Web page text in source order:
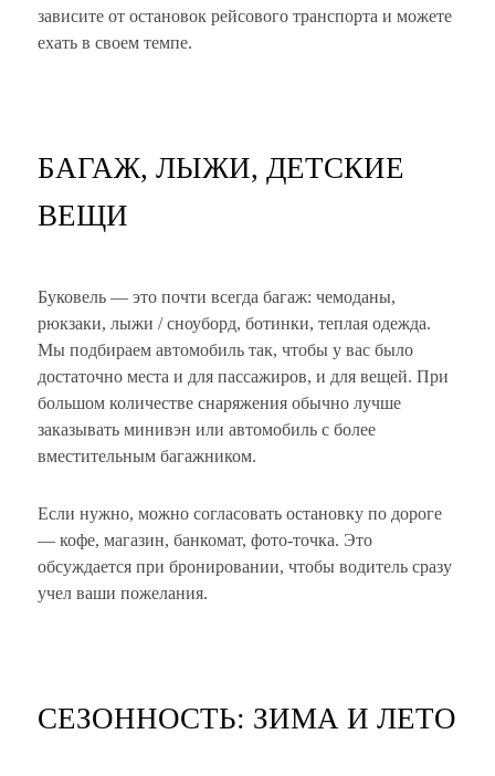
зависите от остановок рейсового транспорта и можете
ехать в своем темпе.
БАГАЖ, ЛЫЖИ, ДЕТСКИЕ
ВЕЩИ
Буковель — это почти всегда багаж: чемоданы,
рюкзаки, лыжи / сноуборд, ботинки, теплая одежда.
Мы подбираем автомобиль так, чтобы у вас было
достаточно места и для пассажиров, и для вещей. При
большом количестве снаряжения обычно лучше
заказывать минивэн или автомобиль с более
вместительным багажником.
Если нужно, можно согласовать остановку по дороге
— кофе, магазин, банкомат, фото-точка. Это
обсуждается при бронировании, чтобы водитель сразу
учел ваши пожелания.
СЕЗОННОСТЬ: ЗИМА И ЛЕТО